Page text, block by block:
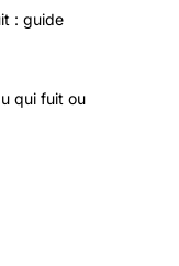
: guide
qui fuit ou